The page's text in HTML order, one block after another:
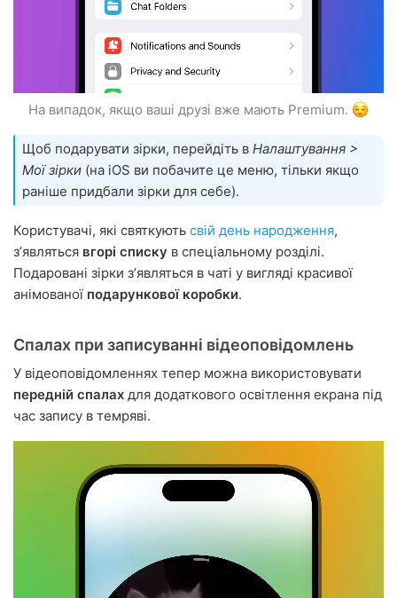
На випадок, якщо ваші друзі вже мають Premium.
Щоб подарувати зірки, перейдіть в Налаштування >
Мої зірки (на iOS ви побачите це меню, тільки якщо
раніше придбали зірки для себе).
Користувачі, які святкують свій день народження,
зʼявляться вгорі списку в спеціальному розділі.
Подаровані зірки зʼявляться в чаті у вигляді красивої
анімованої подарункової коробки.
Спалах при записуванні відеоповідомлень
У відеоповідомленнях тепер можна використовувати
передній спалах для додаткового освітлення екрана під
час запису в темряві.